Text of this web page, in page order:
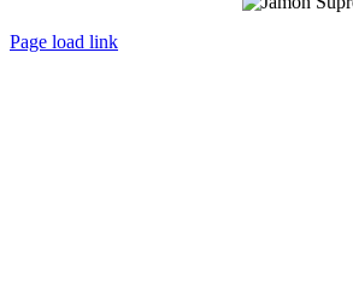
Page load link